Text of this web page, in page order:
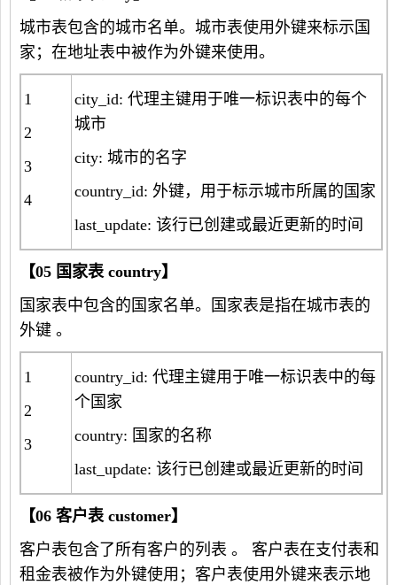
城市表包含的城市名单。城市表使用外键来标示国
家；在地址表中被作为外键来使用。
1
2
3
4
city_id: 代理主键用于唯一标识表中的每个
城市
city: 城市的名字
country_id: 外键，用于标示城市所属的国家
last_update: 该行已创建或最近更新的时间
【05 国家表country】
国家表中包含的国家名单。国家表是指在城市表的
外键 。
1
2
3
country_id: 代理主键用于唯一标识表中的每
个国家
country: 国家的名称
last_update: 该行已创建或最近更新的时间
【06 客户表customer】
客户表包含了所有客户的列表 。 客户表在支付表和
租金表被作为外键使用；客户表使用外键来表示地